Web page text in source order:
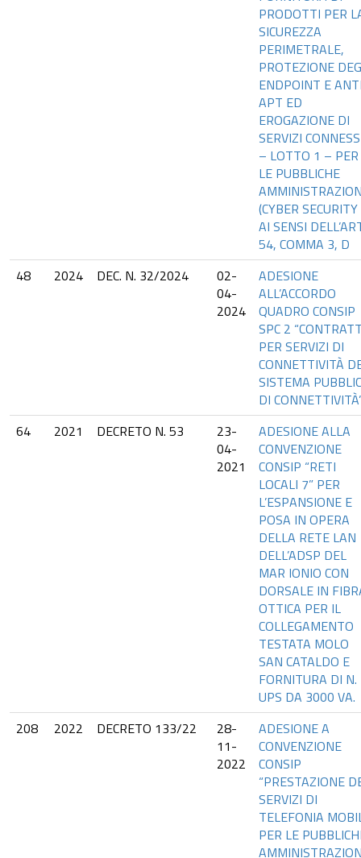
PRODOTTI PER
SICUREZZA
PERIMETRALE,
PROTEZIONE
ENDPOINT E
APT ED
EROGAZIONE DI
SERVIZI
– LOTTO 1 – PER
LE PUBBLICHE
(CYBER
AI SENSI
54, COMMA 3, D
48
2024 DEC. N. 32/2024
02-
04-
2024
ADESIONE
ALL’ACCORDO
QUADRO CONSIP
SPC 2
PER SERVIZI DI
CONNETTIVITÀ
SISTEMA
DI
64
2021 DECRETO N. 53
23-
04-
2021
ADESIONE ALLA
CONVENZIONE
CONSIP “RETI
LOCALI 7” PER
L’ESPANSIONE E
POSA IN OPERA
DELLA RETE LAN
DELL’ADSP DEL
MAR IONIO CON
DORSALE IN
OTTICA PER IL
COLLEGAMENTO
TESTATA MOLO
SAN CATALDO E
FORNITURA DI N.
UPS DA 3000 VA.
208
2022 DECRETO 133/22
28-
11-
2022
ADESIONE A
CONVENZIONE
CONSIP
“PRESTAZIONE
SERVIZI DI
TELEFONIA
PER LE